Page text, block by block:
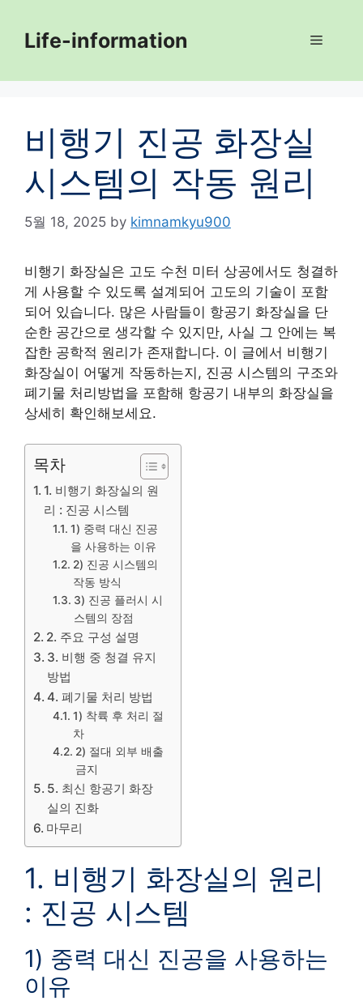
contentLife-information Menu
비행기 진공 화장실
시스템의 작동 원리
5월 18, 2025 by kimnamkyu900
비행기 화장실은 고도 수천 미터 상공에서도 청결하
게 사용할 수 있도록 설계되어 고도의 기술이 포함
되어 있습니다. 많은 사람들이 항공기 화장실을 단
순한 공간으로 생각할 수 있지만, 사실 그 안에는 복
잡한 공학적 원리가 존재합니다. 이 글에서 비행기
화장실이 어떻게 작동하는지, 진공 시스템의 구조와
폐기물 처리방법을 포함해 항공기 내부의 화장실을
상세히 확인해보세요.
목차
1. 비행기 화장실의 원
리 : 진공 시스템
1) 중력 대신 진공
을 사용하는 이유
2) 진공 시스템의
작동 방식
3) 진공 플러시 시
스템의 장점
2. 주요 구성 설명
3. 비행 중 청결 유지
방법
4. 폐기물 처리 방법
1) 착륙 후 처리 절
차
2) 절대 외부 배출
금지
5. 최신 항공기 화장
실의 진화
마무리
1. 비행기 화장실의 원리
: 진공 시스템
1) 중력 대신 진공을 사용하는
이유